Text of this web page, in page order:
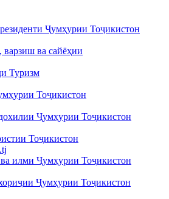
Ҷумҳурии Тоҷикистон
ва сайёҳии
Туризм
Тоҷикистон
Ҷумҳурии Тоҷикистон
Тоҷикистон
илми Ҷумҳурии Тоҷикистон
Ҷумҳурии Тоҷикистон